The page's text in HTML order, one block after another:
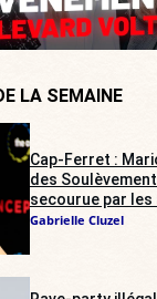
LA SEMAINE
Cap-Ferret :
des
secourue par
Gabrielle Cluzel